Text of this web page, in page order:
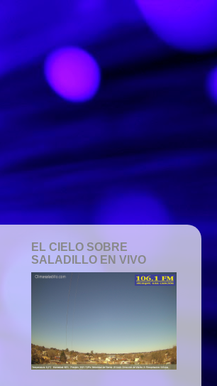
EL CIELO SOBRE
SALADILLO EN VIVO